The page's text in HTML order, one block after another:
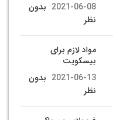
2021-06-08 بدون
نظر
مواد لازم برای
بیسکویت
2021-06-13 بدون
نظر